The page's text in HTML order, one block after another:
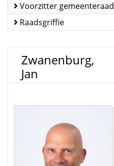
Voorzitter gemeenteraad
Raadsgriffie
Zwanenburg,
Jan